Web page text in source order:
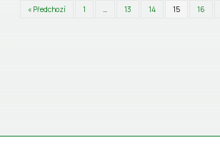
« Předchozí 1 … 13 14 15 16